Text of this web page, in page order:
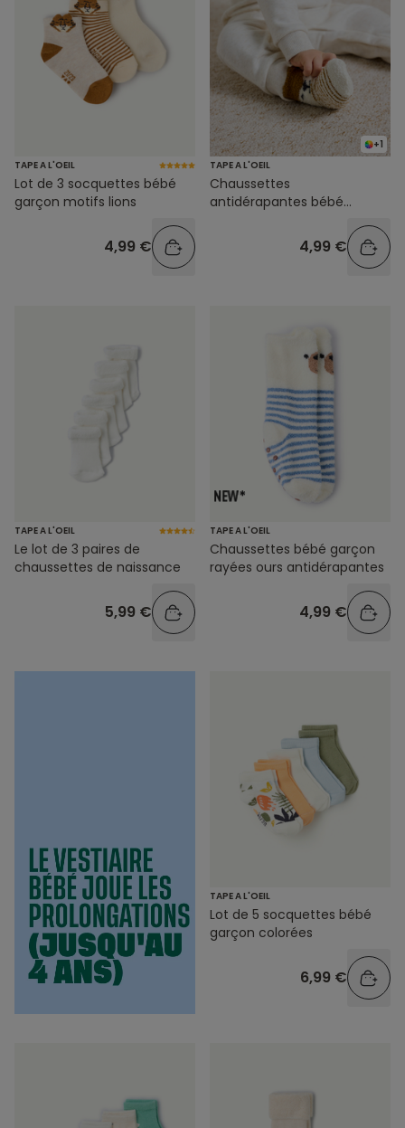
TAPE A L'OEIL
Lot de 3 socquettes bébé
garçon motifs lions
4,99 €
+1
TAPE A L'OEIL
Chaussettes
antidérapantes bébé
4,99 €
TAPE A L'OEIL
Le lot de 3 paires de
chaussettes de naissance
5,99 €
TAPE A L'OEIL
Chaussettes bébé garçon
rayées ours antidérapantes
4,99 €
TAPE A L'OEIL
Lot de 5 socquettes bébé
garçon colorées
6,99 €